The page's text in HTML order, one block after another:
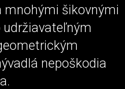
mnohými šikovnými
nepoškodia